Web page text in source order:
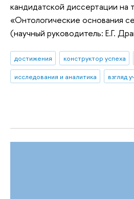
кандидатской диссертации на
«Онтологические основания
(научный руководитель: Е.Г.
достижения конструктор успеха
исследования и аналитика
взгляд